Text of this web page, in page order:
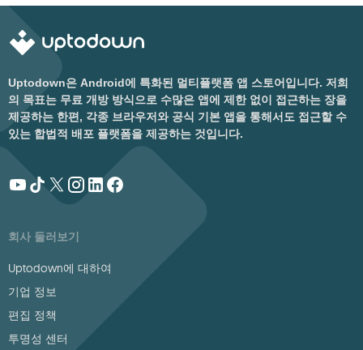
Uptodown은 Android에 특화된 멀티플랫폼 앱 스토어입니다. 저희
의 목표는 무료 개방 방식으로 수많은 앱에 제한 없이 접근하는 장을
제공하는 한편, 각종 브라우저와 공식 기본 앱을 통해서도 접근할 수
있는 합법적 배포 플랫폼을 제공하는 것입니다.
회사 둘러보기
Uptodown에 대하여
기업 정보
편집 정책
투명성 센터